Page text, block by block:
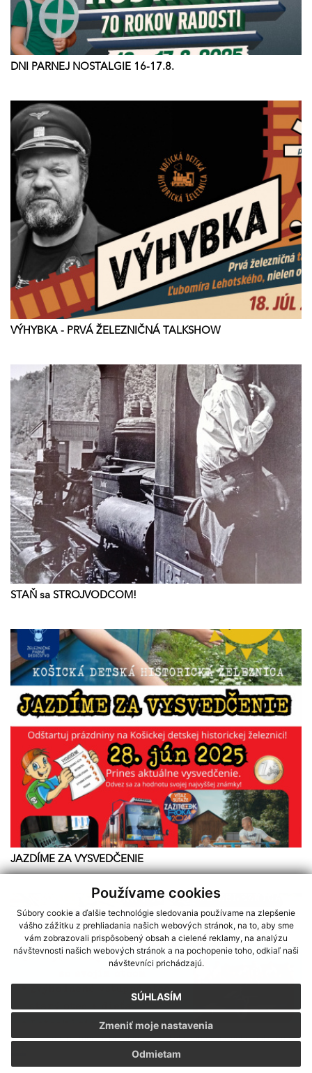
Používame cookies
Súbory cookie a ďalšie technológie sledovania používame na zlepšenie
vášho zážitku z prehliadania našich webových stránok, na to, aby sme
vám zobrazovali prispôsobený obsah a cielené reklamy, na analýzu
návštevnosti našich webových stránok a na pochopenie toho, odkiaľ naši
návštevníci prichádzajú.
SÚHLASÍM
Odmietam
Zmeniť moje nastavenia
Sme partnerom programu Košického samosprávneho kraja Terra
Incognita
DNI PARNEJ NOSTALGIE 16-17.8.
VÝHYBKA - PRVÁ ŽELEZNIČNÁ TALKSHOW
STAŇ sa STROJVODCOM!
JAZDÍME ZA VYSVEDČENIE